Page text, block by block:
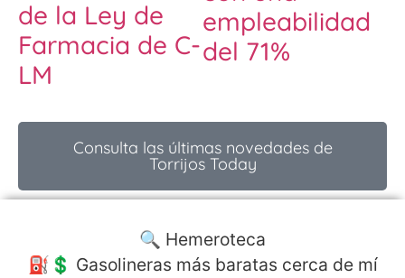
de la Ley de
Farmacia de C-
LM
empleabilidad
del 71%
Consulta las últimas novedades de
Torrijos Today
🔍 Hemeroteca
⛽️💲 Gasolineras más baratas cerca de mí